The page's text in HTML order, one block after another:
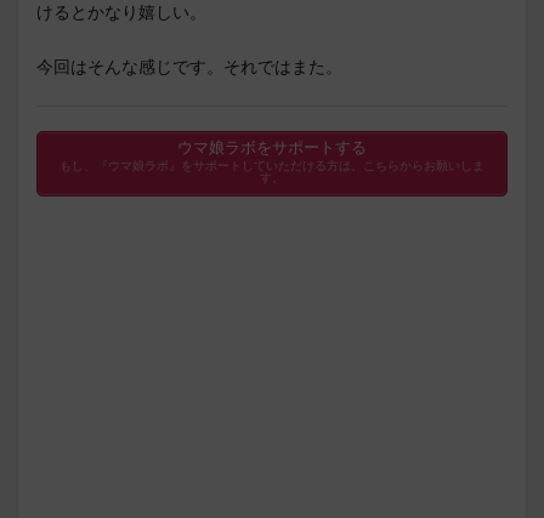
けるとかなり嬉しい。
今回はそんな感じです。それではまた。
ウマ娘ラボをサポートする
もし、『ウマ娘ラボ』をサポートしていただける方は、こちらからお願いしま
す。